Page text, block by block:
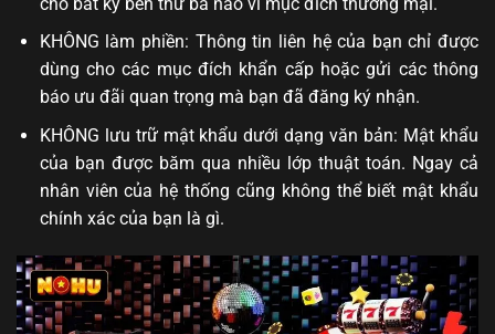
KHÔNG làm phiền: Thông tin liên hệ của bạn chỉ được
dùng cho các mục đích khẩn cấp hoặc gửi các thông
báo ưu đãi quan trọng mà bạn đã đăng ký nhận.
KHÔNG lưu trữ mật khẩu dưới dạng văn bản: Mật khẩu
của bạn được băm qua nhiều lớp thuật toán. Ngay cả
nhân viên của hệ thống cũng không thể biết mật khẩu
chính xác của bạn là gì.